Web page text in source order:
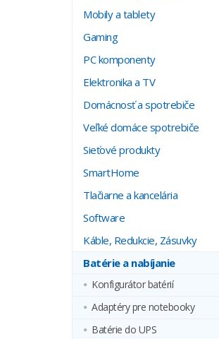
Mobily a tablety
Gaming
PC komponenty
Elektronika a TV
Domácnosť a spotrebiče
Veľké domáce spotrebiče
Sieťové produkty
SmartHome
Tlačiarne a kancelária
Software
Káble, Redukcie, Zásuvky
Batérie a nabíjanie
Konfigurátor batérií
Adaptéry pre notebooky
Batérie do UPS